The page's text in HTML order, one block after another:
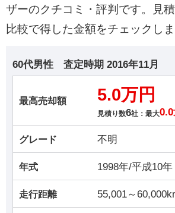
ザーのクチコミ・評判です。見
比較で得した金額をチェックしま
60代男性 査定時期 2016年11月
最高売却額 5.0万円
見積り数6社：最大0.0
グレード 不明
年式 1998年/平成10年
走行距離 55,001～